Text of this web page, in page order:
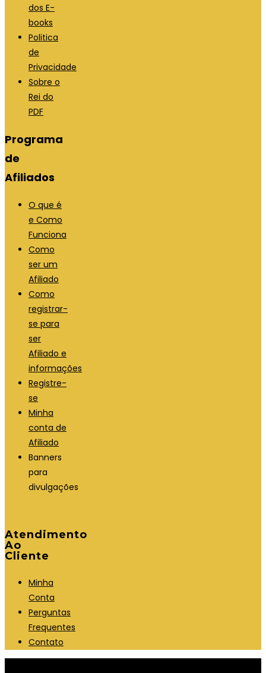
dos E-
books
Politica
de
Privacidade
Sobre o
Rei do
PDF
Programa
de
Afiliados
O que é
e Como
Funciona
Como
ser um
Afiliado
Como
registrar-
se para
ser
Afiliado e
informações
Registre-
se
Minha
conta de
Afiliado
Banners
para
divulgações
Atendimento
Ao
Cliente
Minha
Conta
Perguntas
Frequentes
Contato